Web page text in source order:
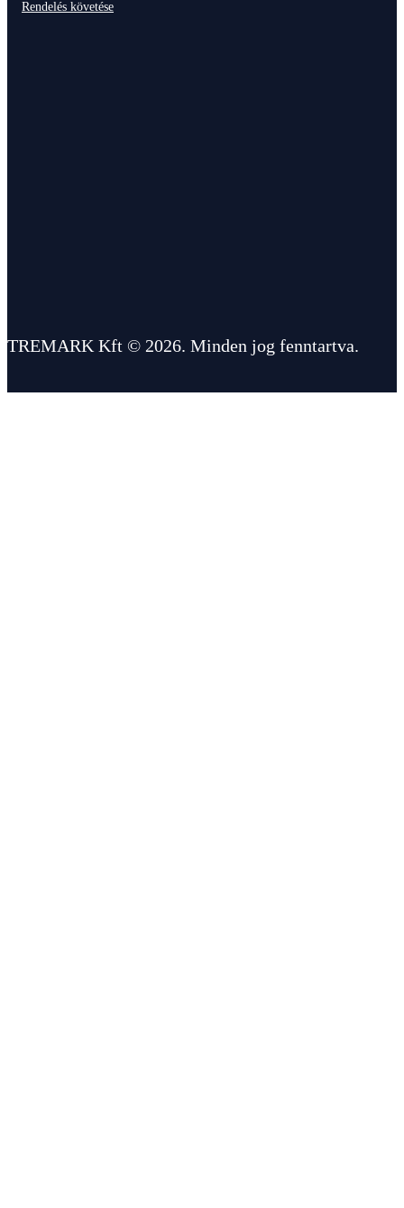
Rendelés követése
TREMARK Kft © 2026. Minden jog fenntartva.